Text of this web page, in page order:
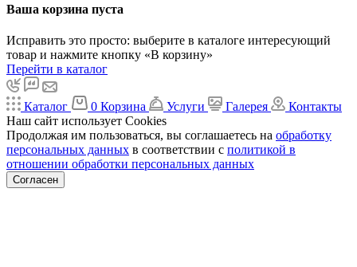
Ваша корзина пуста
Исправить это просто: выберите в каталоге интересующий
товар и нажмите кнопку «В корзину»
Перейти в каталог
Каталог 0 Корзина Услуги Галерея
Контакты
Наш сайт использует Cookies
Продолжая им пользоваться, вы соглашаетесь на обработку
персональных данных в соответствии с политикой в
отношении обработки персональных данных
Согласен